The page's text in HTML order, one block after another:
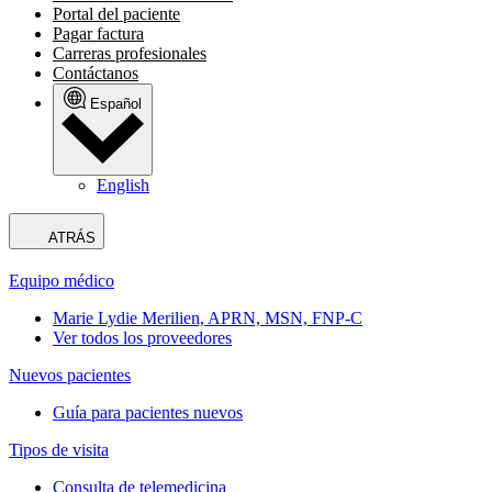
Portal del paciente
Pagar factura
Carreras profesionales
Contáctanos
Español
English
ATRÁS
Equipo médico
Marie Lydie Merilien, APRN, MSN, FNP-C
Ver todos los proveedores
Nuevos pacientes
Guía para pacientes nuevos
Tipos de visita
Consulta de telemedicina